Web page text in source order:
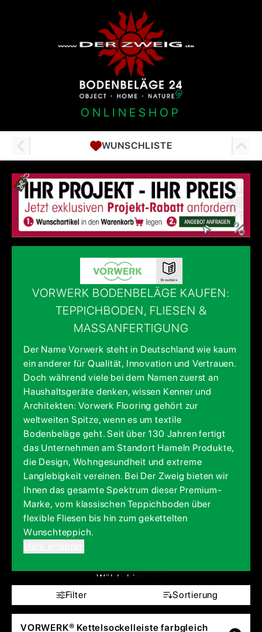
ONLINESHOP
WUNSCHLISTE
Broschüre
VORWERK BODENBELÄGE KAUFEN:
TEPPICHBODEN, FLIESEN &
MASSANFERTIGUNG
Der Name Vorwerk steht in Deutschland wie kaum
ein anderer für Qualität, Innovation und Vertrauen.
Doch während viele bei dem Namen zuerst an
Haushaltsgeräte denken, wissen Kenner und
Architekten: Vorwerk Flooring gehört zur
weltweiten Spitze, wenn es um textile
Bodenbeläge geht. Seit über 130 Jahren fertigt
das Unternehmen am Standort Hameln Produkte,
die Design, Wohngesundheit und extreme
Langlebigkeit vereinen. Bei Der Zweig bieten wir
Ihnen das gesamte Spektrum dieser Premium-
Marke, vom klassischen Teppichboden über
flexible Fliesen bis hin zum gekettelten
Wunschteppich.
Wähle hier aus:
Filter
Sortierung
VORWERK® Kettelsockelleiste farbgleich